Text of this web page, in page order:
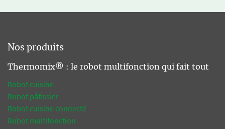
Nos produits
Thermomix® : le robot multifonction qui fait tout
Robot cuisine
Robot pâtissier
Robot cuisine connecté
Robot multifonction